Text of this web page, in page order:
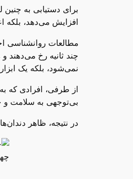
برای دستیابی به
افزایش می‌دهد، بلکه
مطالعات روانشناسی
چند ثانیه رخ می‌دهند
نمی‌شود، بلکه یک
از طرفی، افرادی که
بی‌توجهی به سلامت و
در نتیجه، ظاهر